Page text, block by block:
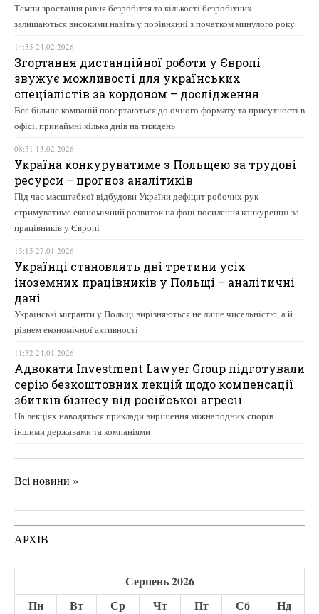
Темпи зростання рівня безробіття та кількості безробітних
залишаються високими навіть у порівнянні з початком минулого року
14:35 24.02.2026
Згортання дистанційної роботи у Європі
звужує можливості для українських
спеціалістів за кордоном – дослідження
Все більше компаній повертаються до очного формату та присутності в
офісі, принаймні кілька днів на тиждень
08:51 13.02.2026
Україна конкуруватиме з Польщею за трудові
ресурси – прогноз аналітиків
Під час масштабної відбудови України дефіцит робочих рук
стримуватиме економічний розвиток на фоні посилення конкуренції за
працівників у Європі
15:15 27.01.2026
Українці становлять дві третини усіх
іноземних працівників у Польщі – аналітичні
дані
Українські мігранти у Польщі вирізняються не лише чисельністю, а й
рівнем економічної активності
11:32 24.01.2026
Адвокати Investment Lawyer Group підготували
серію безкоштовних лекцій щодо компенсації
збитків бізнесу від російської агресії
На лекціях наводяться приклади вирішення міжнародних спорів
іншими державами та компаніями
Всі новини »
АРХІВ
Серпень 2026
Пн
Вт Ср Чт Пт Сб Нд